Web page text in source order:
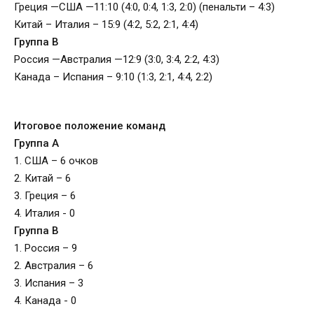
Греция —США —11:10 (4:0, 0:4, 1:3, 2:0) (пенальти – 4:3)
Китай – Италия – 15:9 (4:2, 5:2, 2:1, 4:4)
Группа В
Россия —Австралия —12:9 (3:0, 3:4, 2:2, 4:3)
Канада – Испания – 9:10 (1:3, 2:1, 4:4, 2:2)
Итоговое положение команд
Группа А
1. США – 6 очков
2. Китай – 6
3. Греция – 6
4. Италия - 0
Группа В
1. Россия – 9
2. Австралия – 6
3. Испания – 3
4. Канада - 0